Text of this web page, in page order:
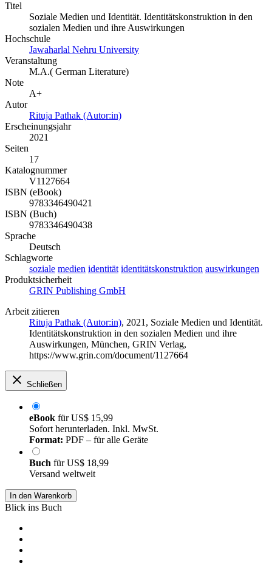
Titel
Soziale Medien und Identität. Identitätskonstruktion in den
sozialen Medien und ihre Auswirkungen
Hochschule
Jawaharlal Nehru University
Veranstaltung
M.A.( German Literature)
Note
A+
Autor
Rituja Pathak (Autor:in)
Erscheinungsjahr
2021
Seiten
17
Katalognummer
V1127664
ISBN (eBook)
9783346490421
ISBN (Buch)
9783346490438
Sprache
Deutsch
Schlagworte
soziale medien identität identitätskonstruktion auswirkungen
Produktsicherheit
GRIN Publishing GmbH
Arbeit zitieren
Rituja Pathak (Autor:in), 2021, Soziale Medien und Identität.
Identitätskonstruktion in den sozialen Medien und ihre
Auswirkungen, München, GRIN Verlag,
https://www.grin.com/document/1127664
Schließen
eBook fürUS$ 15,99
Sofort herunterladen. Inkl. MwSt.
Format: PDF – für alle Geräte
Buch fürUS$ 18,99
Versand weltweit
In den Warenkorb
Blick ins Buch